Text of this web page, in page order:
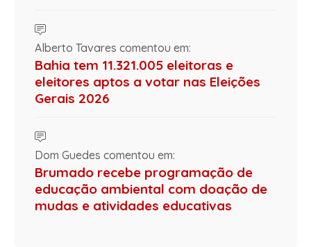
Alberto Tavares comentou em:
Bahia tem 11.321.005 eleitoras e
eleitores aptos a votar nas Eleições
Gerais 2026
Dom Guedes comentou em:
Brumado recebe programação de
educação ambiental com doação de
mudas e atividades educativas